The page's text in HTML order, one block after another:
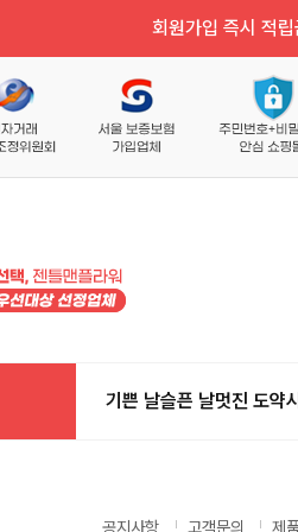
회원가입 즉시 적
기쁜 날슬픈 날멋진 도약
공지사항 고객문의 제